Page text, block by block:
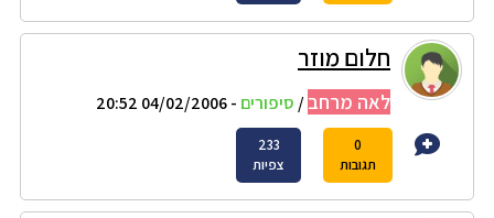
חלום מוזר
לאה מרחב/ סיפורים - 04/02/2006 20:52
0
תגובות
233
צפיות